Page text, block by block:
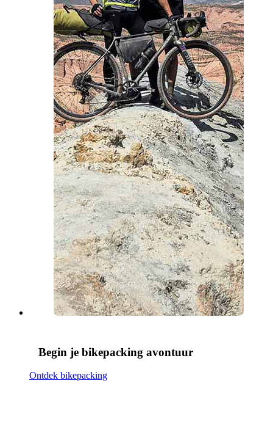
Begin je bikepacking avontuur
Ontdek bikepacking